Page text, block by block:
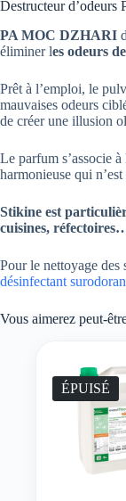
Destructeur
PA MOC DZHARI
éliminer les odeurs de
Prêt à l’emploi, le
mauvaises odeurs
de créer une illusion
Le parfum s’associe
harmonieuse qui
Stikine est
cuisines,
Pour le nettoyage
désinfectant
Vous aimerez peut-
ÉPUISÉ